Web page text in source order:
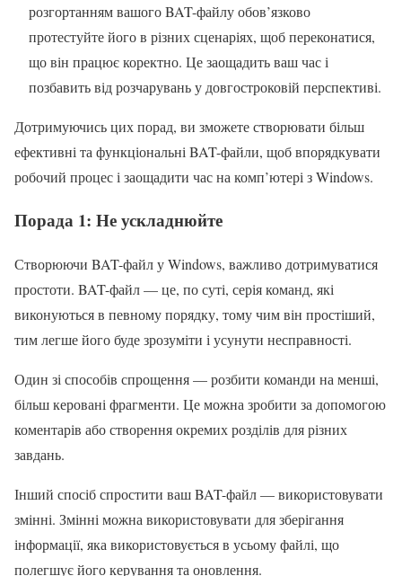
розгортанням вашого BAT-файлу обов’язково
протестуйте його в різних сценаріях, щоб переконатися,
що він працює коректно. Це заощадить ваш час і
позбавить від розчарувань у довгостроковій перспективі.
Дотримуючись цих порад, ви зможете створювати більш
ефективні та функціональні BAT-файли, щоб впорядкувати
робочий процес і заощадити час на комп’ютері з Windows.
Порада 1: Не ускладнюйте
Створюючи BAT-файл у Windows, важливо дотримуватися
простоти. BAT-файл — це, по суті, серія команд, які
виконуються в певному порядку, тому чим він простіший,
тим легше його буде зрозуміти і усунути несправності.
Один зі способів спрощення — розбити команди на менші,
більш керовані фрагменти. Це можна зробити за допомогою
коментарів або створення окремих розділів для різних
завдань.
Інший спосіб спростити ваш BAT-файл — використовувати
змінні. Змінні можна використовувати для зберігання
інформації, яка використовується в усьому файлі, що
полегшує його керування та оновлення.